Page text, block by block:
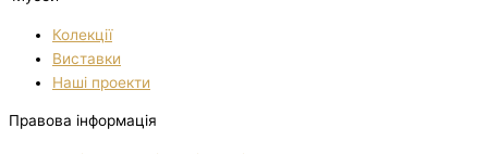
Колекції
Виставки
Нашi проекти
Правова інформація